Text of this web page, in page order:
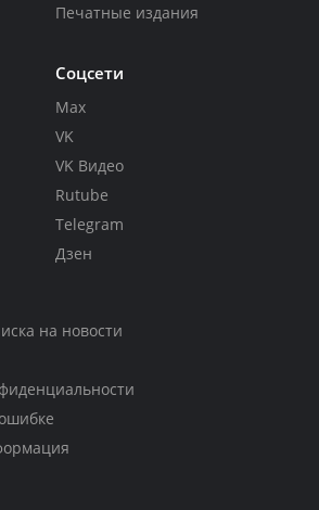
Печатные издания
Соцсети
Max
VK
VK Видео
Rutube
Telegram
Дзен
на новости